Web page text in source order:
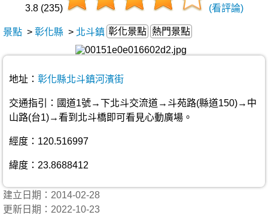
3.8 (235) (看評論)
景點 > 彰化縣 > 北斗鎮 彰化景點 熱門景點
地址： 彰化縣北斗鎮河濱街
交通指引：國道1號→下北斗交流道→斗苑路(縣道150)→中
山路(台1)→看到北斗橋即可看見心動廣場。
經度：120.516997
緯度：23.8688412
建立日期：2014-02-28
更新日期：2022-10-23